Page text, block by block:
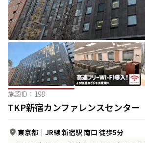
施設ID： 198
TKP新宿カンファレンスセンター
東京都 ｜ JR線 新宿駅 南口 徒歩5分